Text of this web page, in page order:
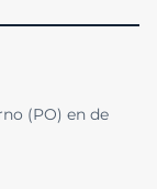
(PO) en de